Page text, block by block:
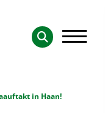
in Haan!